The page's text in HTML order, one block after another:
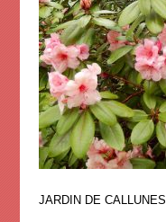
JARDIN DE CALLUNES